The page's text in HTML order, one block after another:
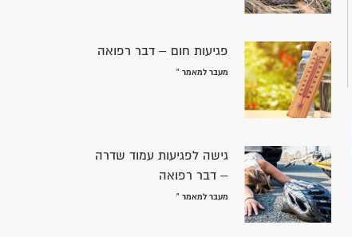
פגיעות חום – דבר רפואה
מעבר למאמר »
גישה לפגיעות עמוד שדרה
– דבר רפואה
מעבר למאמר »